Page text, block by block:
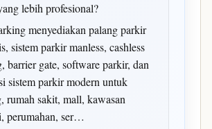
lebih profesional?
menyediakan palang parkir
sistem parkir manless, cashless
barrier gate, software parkir, dan
sistem parkir modern untuk
rumah sakit, mall, kawasan
perumahan, ser…